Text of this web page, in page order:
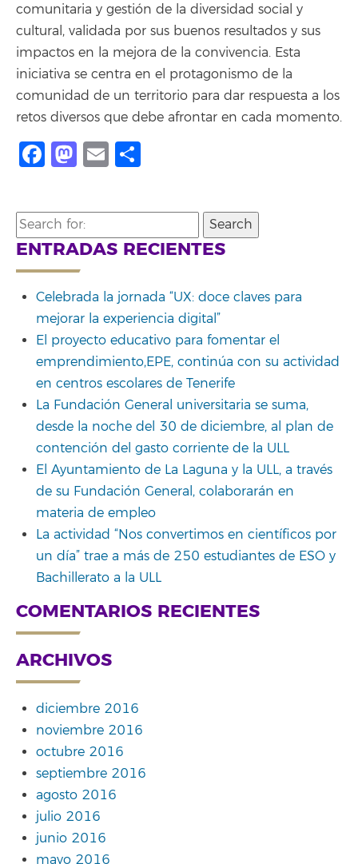
comunitaria y gestión de la diversidad social y
cultural, validada por sus buenos resultados y sus
impactos en la mejora de la convivencia. Esta
iniciativa se centra en el protagonismo de la
comunidad de un territorio para dar respuesta a los
retos diversos que debe afrontar en cada momento.
Facebook
Mastodon
Email
Search
for:
ENTRADAS RECIENTES
Celebrada la jornada “UX: doce claves para
mejorar la experiencia digital”
El proyecto educativo para fomentar el
emprendimiento,EPE, continúa con su actividad
en centros escolares de Tenerife
La Fundación General universitaria se suma,
desde la noche del 30 de diciembre, al plan de
contención del gasto corriente de la ULL
El Ayuntamiento de La Laguna y la ULL, a través
de su Fundación General, colaborarán en
materia de empleo
La actividad “Nos convertimos en científicos por
un día” trae a más de 250 estudiantes de ESO y
Bachillerato a la ULL
COMENTARIOS RECIENTES
ARCHIVOS
diciembre 2016
noviembre 2016
octubre 2016
septiembre 2016
agosto 2016
julio 2016
junio 2016
mayo 2016